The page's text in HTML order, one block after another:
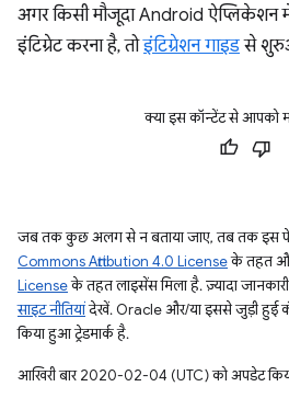
अगर किसी मौजूदा Android ऐप्लिकेशन में
इंटिग्रेट करना है, तोइंटिग्रेशन गाइडसे
क्या इस कॉन्टेंट से आपको
जब तक कुछ अलग से न बताया जाए, तब तक इस
Commons Attribution 4.0 Licenseके तहत
Licenseके तहत लाइसेंस मिला है. ज़्यादा
साइट नीतियांदेखें. Oracle और/या इससे जुड़ी हुई
किया हुआ ट्रेडमार्क है.
आखिरी बार 2020-02-04 (UTC) को अपडेट